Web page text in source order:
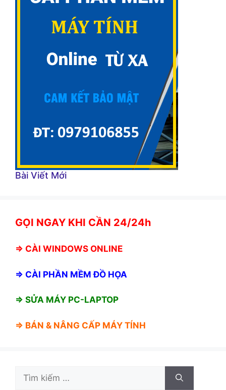
Bài Viết Mới
GỌI NGAY KHI CẦN 24/24h
⇒ CÀI WINDOWS ONLINE
⇒ CÀI PHẦN MỀM ĐỒ HỌA
⇒ SỬA MÁY PC-LAPTOP
⇒ BÁN & NÂNG CẤP MÁY TÍNH
Tìm
kiếm